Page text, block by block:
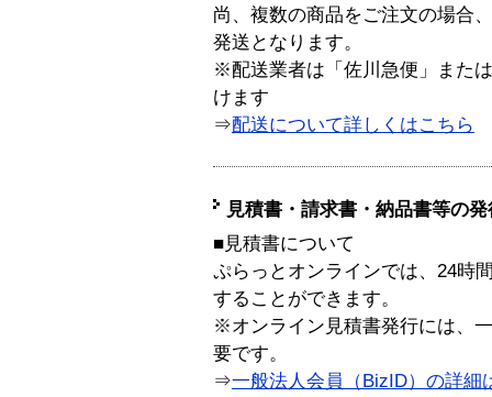
尚、複数の商品をご注文の場合
発送となります。
※配送業者は「佐川急便」また
けます
⇒配送について詳しくはこちら
見積書・請求書・納品書等の
■見積書について
ぷらっとオンラインでは、24時
することができます。
※オンライン見積書発行には、
要です。
⇒一般法人会員（BizID）の詳細